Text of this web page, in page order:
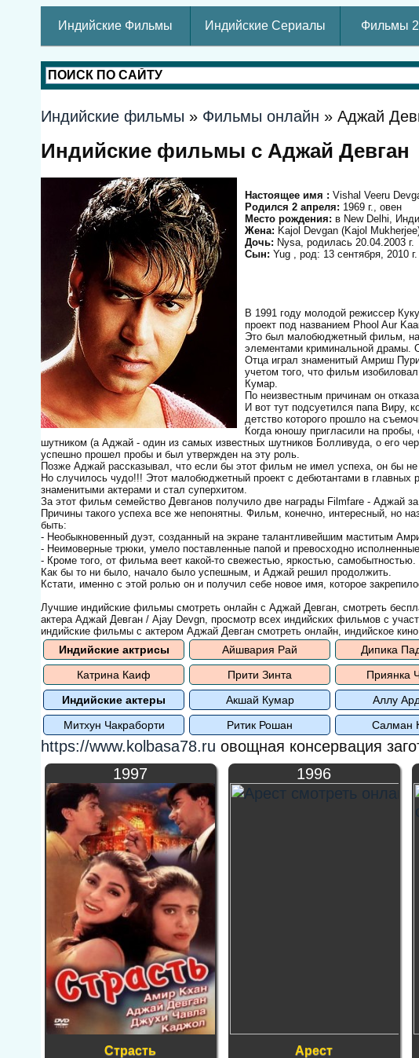
Индийские Фильмы Индийские Сериалы Фильмы
Индийские фильмы » Фильмы онлайн » Аджай
Индийские фильмы с Аджай Девган
Настоящее имя : Vishal Veeru
Родился 2 апреля: 1969 г., овен
Место рождения: в New Delhi,
Жена: Kajol Devgan (Kajol
Дочь: Nysa, родилась 20.04.2003 г.
Сын: Yug , род: 13 сентября, 2010 г.
В 1991 году молодой режиссер
проект под названием Phool Aur
Это был малобюджетный фильм,
элементами криминальной драмы.
Отца играл знаменитый Амриш
учетом того, что фильм
Кумар.
По неизвестным причинам он
И вот тут подсуетился папа Виру,
детство которого прошло на
Когда юношу пригласили на
шутником (а Аджай - один из самых известных шутников Болливуда, о его
успешно прошел пробы и был утвержден на эту роль.
Позже Аджай рассказывал, что если бы этот фильм не имел успеха, он бы
Но случилось чудо!!! Этот малобюджетный проект с дебютантами в
знаменитыми актерами и стал суперхитом.
За этот фильм семейство Девганов получило две награды Filmfare - Аджай
Причины такого успеха все же непонятны. Фильм, конечно, интересный, но
быть:
- Необыкновенный дуэт, созданный на экране талантливейшим маститым
- Неимоверные трюки, умело поставленные папой и превосходно
- Кроме того, от фильма веет какой-то свежестью, яркостью, самобытностью.
Как бы то ни было, начало было успешным, и Аджай решил продолжить.
Кстати, именно с этой ролью он и получил себе новое имя, которое
Лучшие индийские фильмы смотреть онлайн с Аджай Девган, смотреть
актера Аджай Девган / Ajay Devgn, просмотр всех индийских фильмов с
индийские фильмы с актером Аджай Девган смотреть онлайн, индийское
Индийские актрисы Айшвария Рай Дипика
Катрина Каиф
Прити Зинта Приянка
Индийские актеры
Акшай Кумар Аллу
Митхун Чакраборти
Ритик Рошан Салман
https://www.kolbasa78.ru овощная консервация
1997
Страсть
1996
Арест